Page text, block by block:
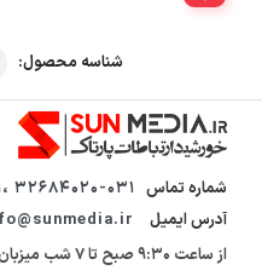
شناسه محصول:
شماره تماس 32684020-031 ،88854020-021
آدرس ایمیل
از ساعت 9:30 صبح تا 7 شب میزبان صدای گرمتان هستیم